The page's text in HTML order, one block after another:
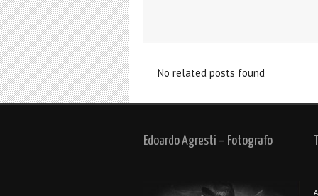
No related posts found
Edoardo Agresti – Fotografo